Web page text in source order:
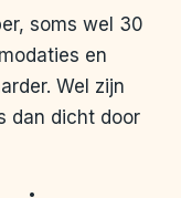
soms wel 30
en
Wel zijn
dan dicht door